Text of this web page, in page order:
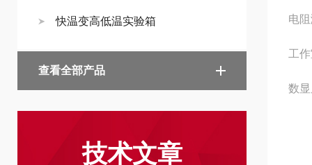
快温变高低温实验箱
查看全部产品
技术文章
电
工
数